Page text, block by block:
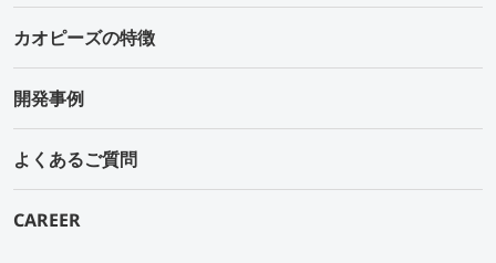
カオピーズの特徴
開発事例
よくあるご質問
CAREER